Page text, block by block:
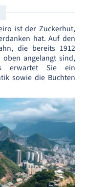
ist der Zuckerhut,
hat. Auf den
die bereits 1912
oben angelangt sind,
erwartet Sie ein
sowie die Buchten